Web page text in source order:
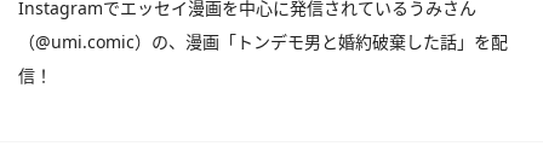
Instagramでエッセイ漫画を中心に発信されているうみさん
（@umi.comic）の、漫画「トンデモ男と婚約破棄した話」を配
信！